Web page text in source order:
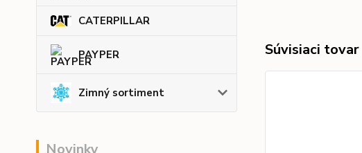
CATERPILLAR
PAYPER
Zimný sortiment
Novinky
Súvisiaci tovar